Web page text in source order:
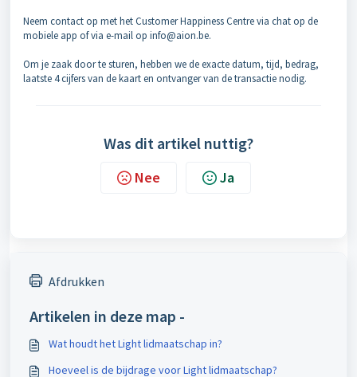
Neem contact op met het Customer Happiness Centre via chat op de
mobiele app of via e-mail op info@aion.be.
Om je zaak door te sturen, hebben we de exacte datum, tijd, bedrag,
laatste 4 cijfers van de kaart en ontvanger van de transactie nodig.
Was dit artikel nuttig?
Nee Ja
Afdrukken
Artikelen in deze map -
Wat houdt het Light lidmaatschap in?
Hoeveel is de bijdrage voor Light lidmaatschap?